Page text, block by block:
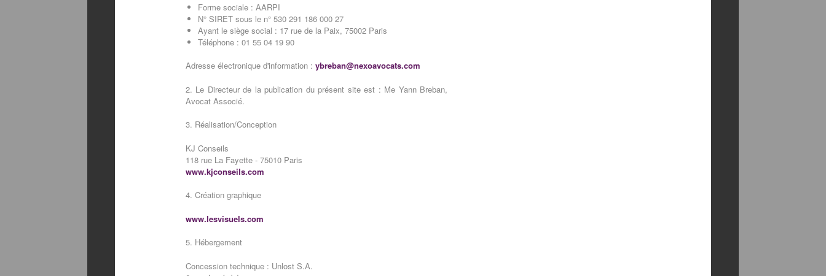
Forme sociale : AARPI
N° SIRET sous le n° 530 291 186 000 27
Ayant le siège social : 17 rue de la Paix, 75002 Paris
Téléphone : 01 55 04 19 90
Adresse électronique d'information : ybreban@nexoavocats.com
2. Le Directeur de la publication du présent site est : Me Yann Breban,
Avocat Associé.
3. Réalisation/Conception
KJ Conseils
118 rue La Fayette - 75010 Paris
www.kjconseils.com
4. Création graphique
www.lesvisuels.com
5. Hébergement
Concession technique : Unlost S.A.